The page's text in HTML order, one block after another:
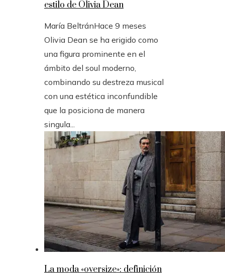
estilo de Olivia Dean
María BeltránHace 9 meses
Olivia Dean se ha erigido como
una figura prominente en el
ámbito del soul moderno,
combinando su destreza musical
con una estética inconfundible
que la posiciona de manera
singula...
La moda «oversize»: definición